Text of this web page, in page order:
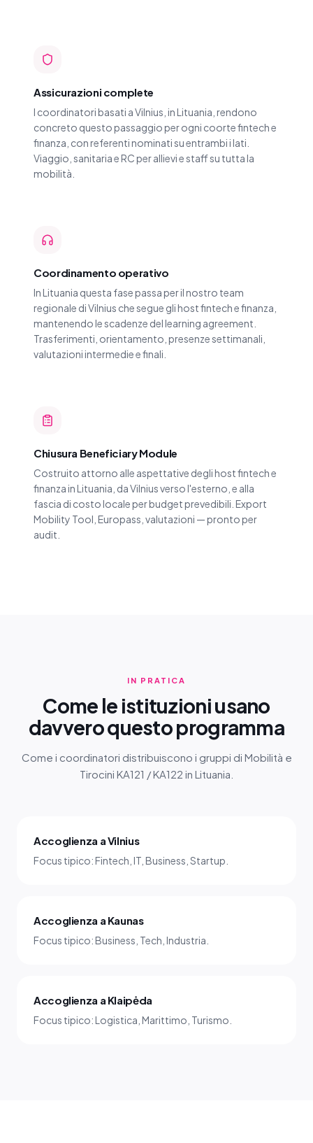
Assicurazioni complete
I coordinatori basati a Vilnius, in Lituania, rendono
concreto questo passaggio per ogni coorte fintech e
finanza, con referenti nominati su entrambi i lati.
Viaggio, sanitaria e RC per allievi e staff su tutta la
mobilità.
Coordinamento operativo
In Lituania questa fase passa per il nostro team
regionale di Vilnius che segue gli host fintech e finanza,
mantenendo le scadenze del learning agreement.
Trasferimenti, orientamento, presenze settimanali,
valutazioni intermedie e finali.
Chiusura Beneficiary Module
Costruito attorno alle aspettative degli host fintech e
finanza in Lituania, da Vilnius verso l'esterno, e alla
fascia di costo locale per budget prevedibili. Export
Mobility Tool, Europass, valutazioni — pronto per
audit.
IN PRATICA
Come le istituzioni usano
davvero questo programma
Come i coordinatori distribuiscono i gruppi di Mobilità e
Tirocini KA121 / KA122 in Lituania.
Accoglienza a Vilnius
Focus tipico: Fintech, IT, Business, Startup.
Accoglienza a Kaunas
Focus tipico: Business, Tech, Industria.
Accoglienza a Klaipėda
Focus tipico: Logistica, Marittimo, Turismo.